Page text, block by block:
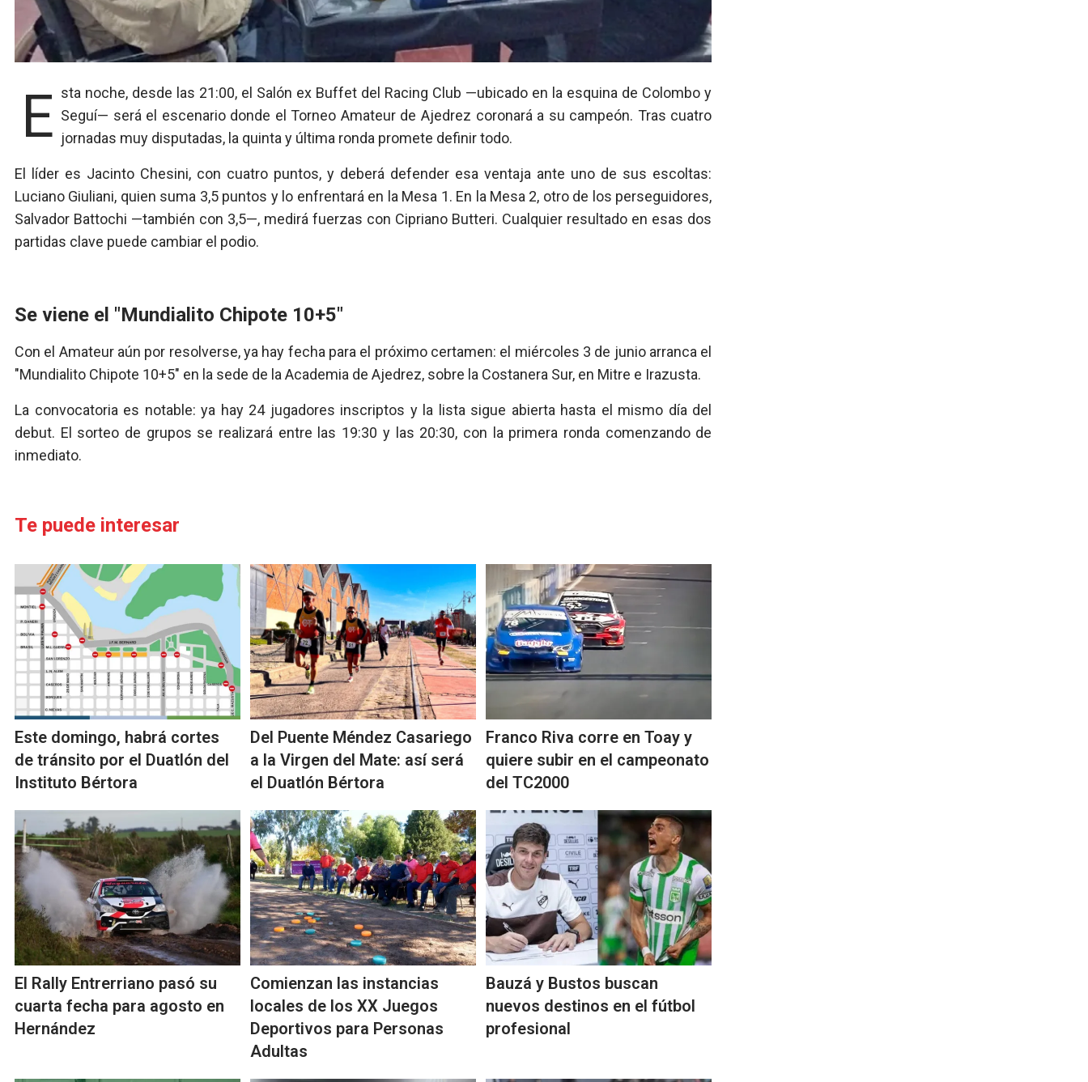
Esta noche, desde las 21:00, el Salón ex Buffet del Racing Club —ubicado en la esquina de Colombo y Seguí— será el escenario donde el Torneo Amateur de Ajedrez coronará a su campeón. Tras cuatro
jornadas muy disputadas, la quinta y última ronda promete definir todo.
El líder es Jacinto Chesini, con cuatro puntos, y deberá defender esa ventaja ante uno de sus escoltas:
Luciano Giuliani, quien suma 3,5 puntos y lo enfrentará en la Mesa 1. En la Mesa 2, otro de los perseguidores,
Salvador Battochi —también con 3,5—, medirá fuerzas con Cipriano Butteri. Cualquier resultado en esas dos
partidas clave puede cambiar el podio.
Se viene el "Mundialito Chipote 10+5"
Con el Amateur aún por resolverse, ya hay fecha para el próximo certamen: el miércoles 3 de junio arranca el
"Mundialito Chipote 10+5" en la sede de la Academia de Ajedrez, sobre la Costanera Sur, en Mitre e Irazusta.
La convocatoria es notable: ya hay 24 jugadores inscriptos y la lista sigue abierta hasta el mismo día del
debut. El sorteo de grupos se realizará entre las 19:30 y las 20:30, con la primera ronda comenzando de
inmediato.
Te puede interesar
Este domingo, habrá cortes
de tránsito por el Duatlón del
Instituto Bértora
Del Puente Méndez Casariego
a la Virgen del Mate: así será
el Duatlón Bértora
Franco Riva corre en Toay y
quiere subir en el campeonato
del TC2000
El Rally Entrerriano pasó su
cuarta fecha para agosto en
Hernández
Comienzan las instancias
locales de los XX Juegos
Deportivos para Personas
Adultas
Bauzá y Bustos buscan
nuevos destinos en el fútbol
profesional